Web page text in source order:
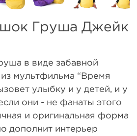
Груша Джейк
в виде забавной
мультфильма “Время
улыбку и у детей, и у
они - не фанаты этого
и оригинальная форма
дополнит интерьер